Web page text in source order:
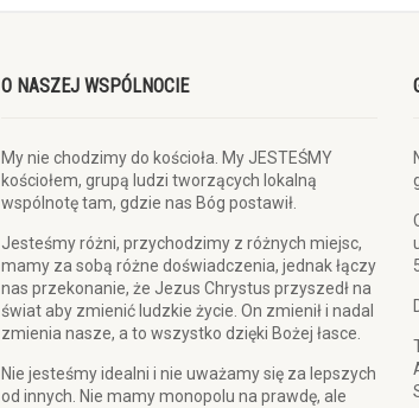
O NASZEJ WSPÓLNOCIE
My nie chodzimy do kościoła. My JESTEŚMY
kościołem, grupą ludzi tworzących lokalną
wspólnotę tam, gdzie nas Bóg postawił.
Jesteśmy różni, przychodzimy z różnych miejsc,
mamy za sobą różne doświadczenia, jednak łączy
nas przekonanie, że Jezus Chrystus przyszedł na
świat aby zmienić ludzkie życie. On zmienił i nadal
zmienia nasze, a to wszystko dzięki Bożej łasce.
Nie jesteśmy idealni i nie uważamy się za lepszych
od innych. Nie mamy monopolu na prawdę, ale